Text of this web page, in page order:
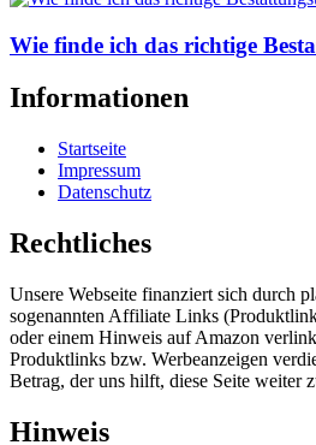
Wie finde ich das richtige
Informationen
Startseite
Impressum
Datenschutz
Rechtliches
Unsere Webseite finanziert sich durch
sogenannten Affiliate Links
oder einem Hinweis auf Amazon
Produktlinks bzw. Werbeanzeigen
Betrag, der uns hilft, diese Seite weiter
Hinweis